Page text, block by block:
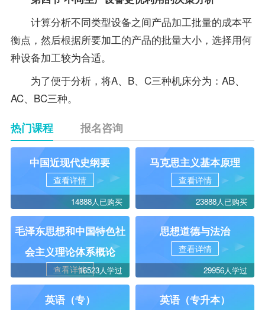
计算分析不同类型设备之间产品加工批量的成本平
衡点，然后根据所要加工的产品的批量大小，选择用何
种设备加工较为合适。
为了便于分析，将A、B、C三种机床分为：AB、
AC、BC三种。
热门课程 报名咨询
中国近现代史纲要
查看详情
14888人已购买
马克思主义基本原理
查看详情
23888人已购买
毛泽东思想和中国特色社
会主义理论体系概论
查看详情16523人学过
思想道德与法治
查看详情
29956人学过
英语（专） 英语（专升本）